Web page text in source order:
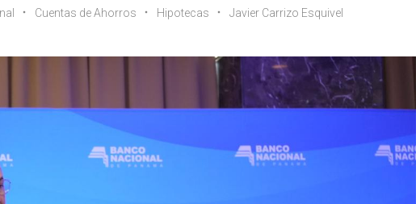
Cuentas de Ahorros Hipotecas
Javier Carrizo Esquivel